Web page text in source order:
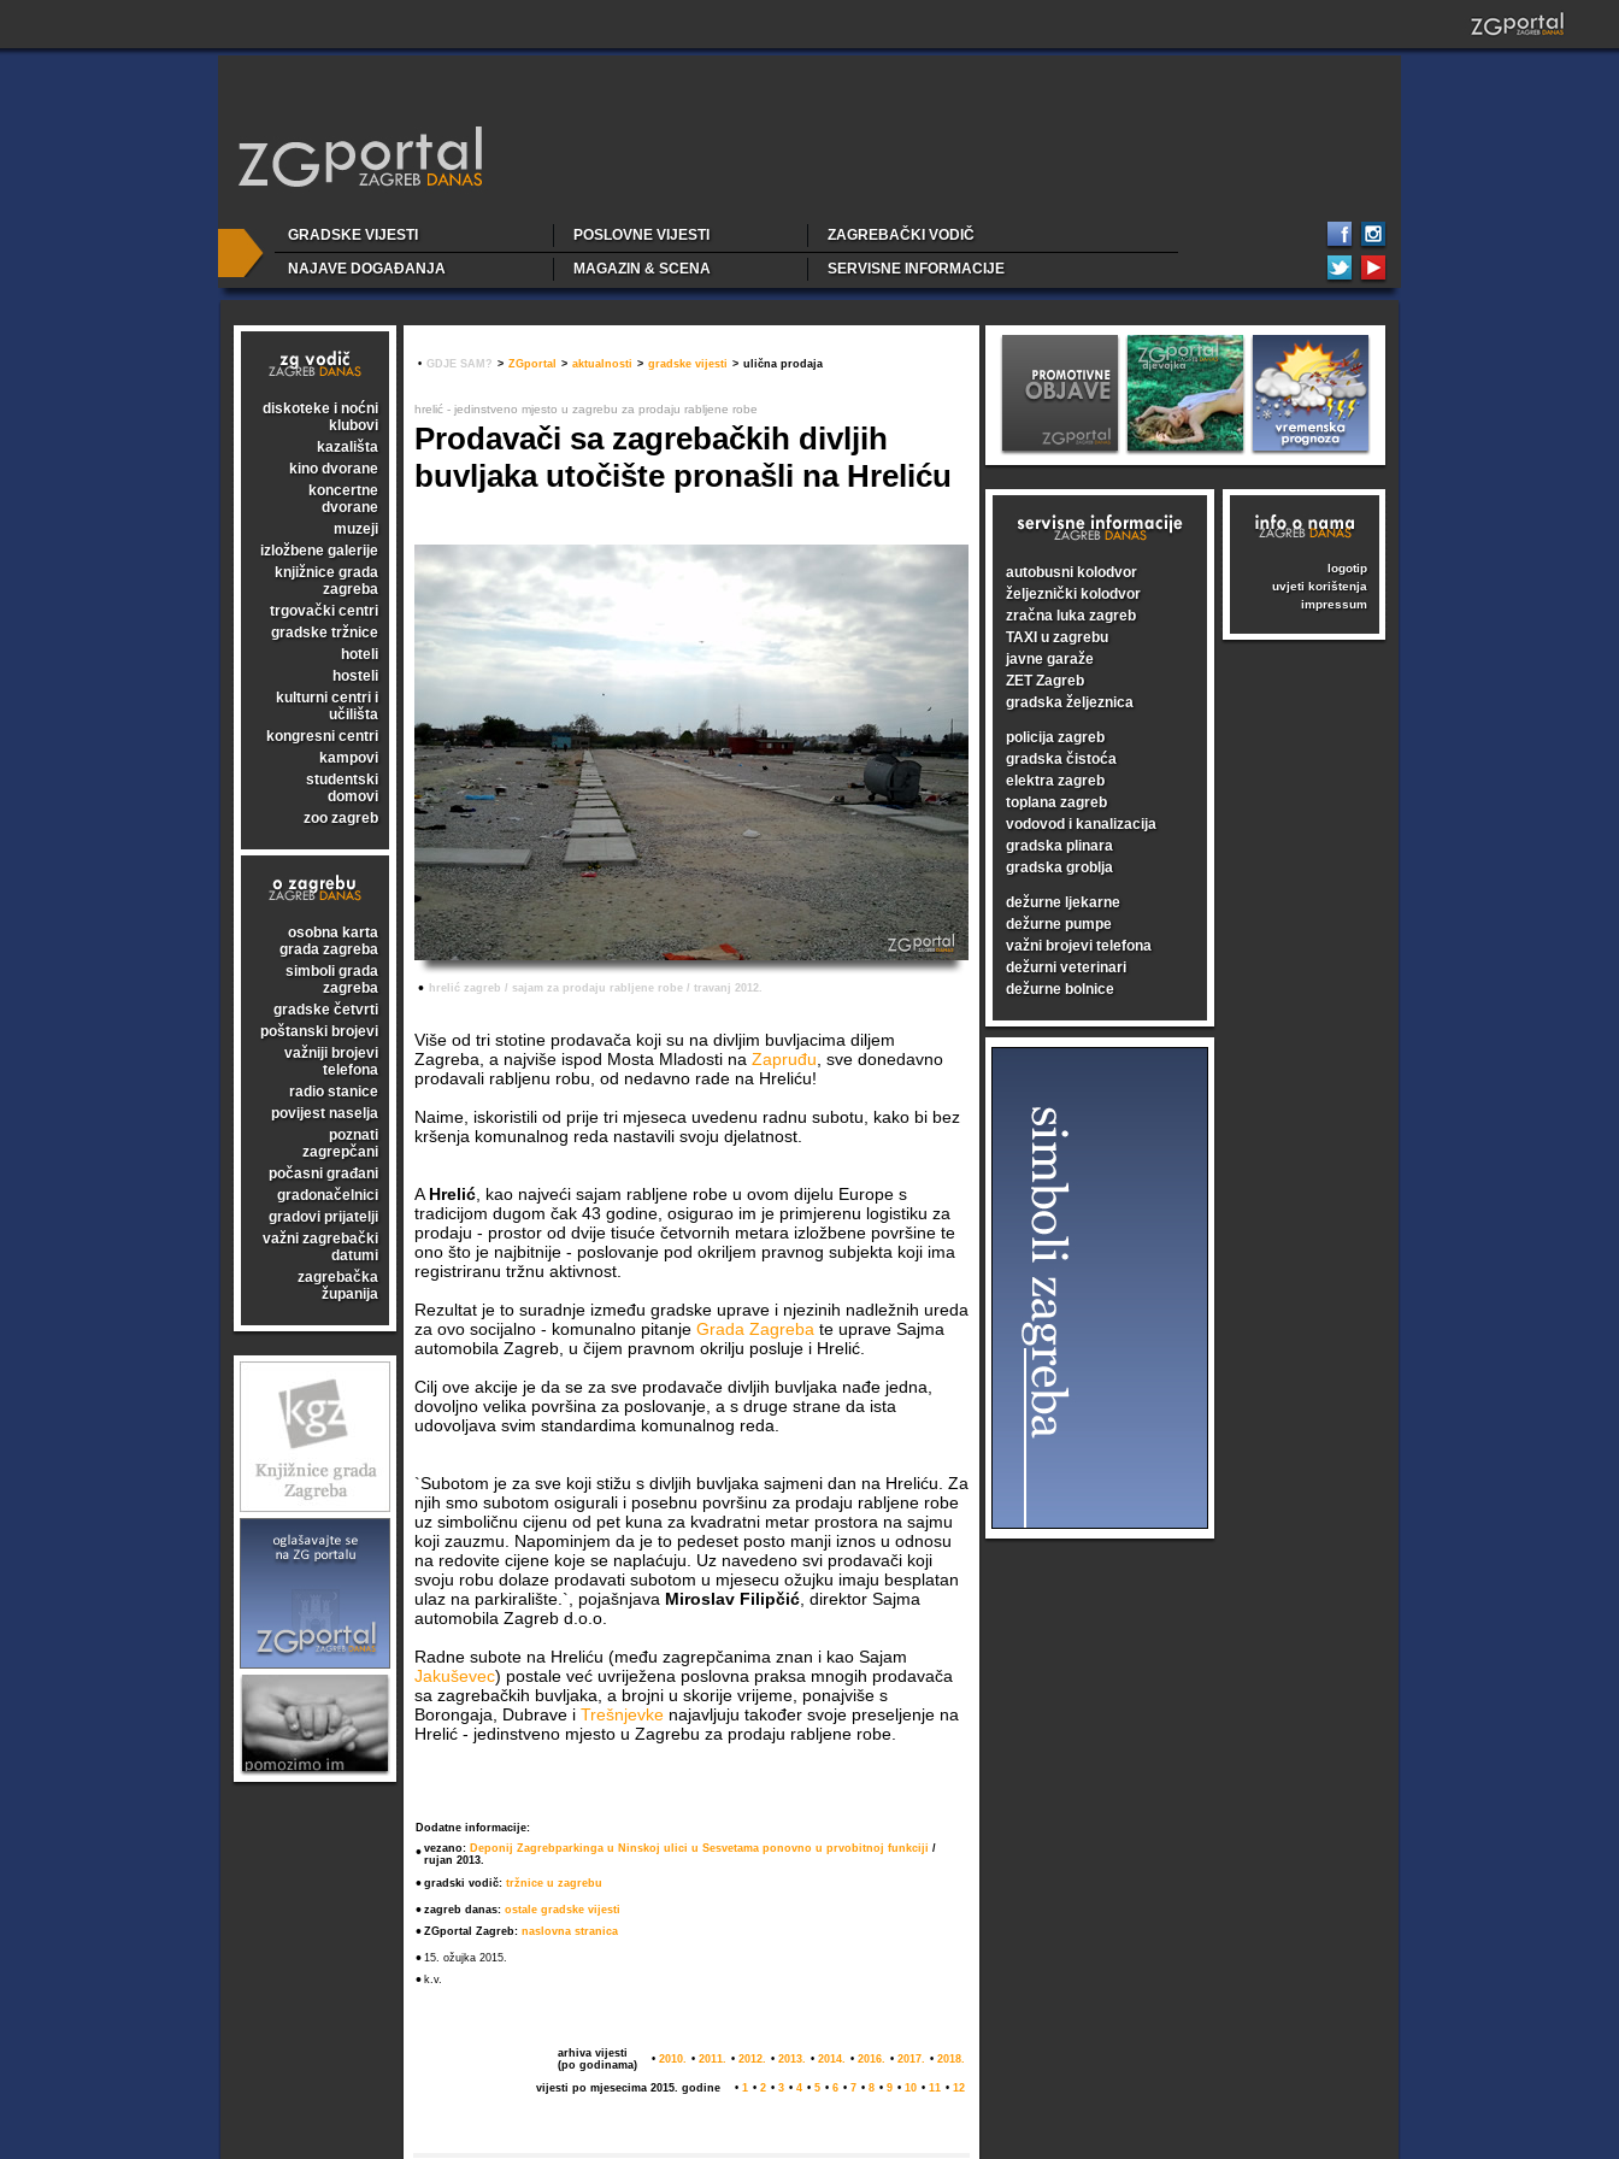
GRADSKE VIJESTI POSLOVNE VIJESTI
ZAGREBAČKI VODIČ
NAJAVE DOGAĐANJA
MAGAZIN & SCENA SERVISNE INFORMACIJE
diskoteke i noćni
klubovi
kazališta
kino dvorane
koncertne
dvorane
muzeji
izložbene galerije
knjižnice grada
zagreba
trgovački centri
gradske tržnice
hoteli
hosteli
kulturni centri i
učilišta
kongresni centri
kampovi
studentski
domovi
zoo zagreb
osobna karta
grada zagreba
simboli grada
zagreba
gradske četvrti
poštanski brojevi
važniji brojevi
telefona
radio stanice
povijest naselja
poznati
zagrepčani
počasni građani
gradonačelnici
gradovi prijatelji
važni zagrebački
datumi
zagrebačka
županija
• GDJE SAM? > ZGportal > aktualnosti > gradske vijesti > ulična prodaja
hrelić - jedinstveno mjesto u zagrebu za prodaju rabljene robe
Prodavači sa zagrebačkih divljih
buvljaka utočište pronašli na Hreliću
• hrelić zagreb / sajam za prodaju rabljene robe / travanj 2012.
Više od tri stotine prodavača koji su na divljim buvljacima diljem
Zagreba, a najviše ispod Mosta Mladosti na Zapruđu , sve donedavno
prodavali rabljenu robu, od nedavno rade na Hreliću!
Naime, iskoristili od prije tri mjeseca uvedenu radnu subotu, kako bi bez
kršenja komunalnog reda nastavili svoju djelatnost.
A Hrelić , kao najveći sajam rabljene robe u ovom dijelu Europe s
tradicijom dugom čak 43 godine, osigurao im je primjerenu logistiku za
prodaju - prostor od dvije tisuće četvornih metara izložbene površine te
ono što je najbitnije - poslovanje pod okriljem pravnog subjekta koji ima
registriranu tržnu aktivnost.
Rezultat je to suradnje između gradske uprave i njezinih nadležnih ureda
za ovo socijalno - komunalno pitanje Grada Zagreba te uprave Sajma
automobila Zagreb, u čijem pravnom okrilju posluje i Hrelić.
Cilj ove akcije je da se za sve prodavače divljih buvljaka nađe jedna,
dovoljno velika površina za poslovanje, a s druge strane da ista
udovoljava svim standardima komunalnog reda.
`Subotom je za sve koji stižu s divljih buvljaka sajmeni dan na Hreliću. Za
njih smo subotom osigurali i posebnu površinu za prodaju rabljene robe
uz simboličnu cijenu od pet kuna za kvadratni metar prostora na sajmu
koji zauzmu. Napominjem da je to pedeset posto manji iznos u odnosu
na redovite cijene koje se naplaćuju. Uz navedeno svi prodavači koji
svoju robu dolaze prodavati subotom u mjesecu ožujku imaju besplatan
ulaz na parkiralište.`, pojašnjava Miroslav Filipčić , direktor Sajma
automobila Zagreb d.o.o.
Radne subote na Hreliću (među zagrepčanima znan i kao Sajam
Jakuševec) postale već uvriježena poslovna praksa mnogih prodavača
sa zagrebačkih buvljaka, a brojni u skorije vrijeme, ponajviše s
Borongaja, Dubrave i Trešnjevke najavljuju također svoje preseljenje na
Hrelić - jedinstveno mjesto u Zagrebu za prodaju rabljene robe.
Dodatne informacije:
• vezano: Deponij Zagrebparkinga u Ninskoj ulici u Sesvetama ponovno u prvobitnoj funkciji /
rujan 2013.
• gradski vodič: tržnice u zagrebu
• zagreb danas: ostale gradske vijesti
• ZGportal Zagreb: naslovna stranica
• 15. ožujka 2015.
• k.v.
arhiva vijesti
(po godinama)
• 2010. • 2011. • 2012. • 2013. • 2014. • 2016. • 2017. • 2018.
vijesti po mjesecima 2015. godine • 1 • 2 • 3 • 4 • 5 • 6 • 7 • 8 • 9 • 10 • 11 • 12
autobusni kolodvor
željeznički kolodvor
zračna luka zagreb
TAXI u zagrebu
javne garaže
ZET Zagreb
gradska željeznica
policija zagreb
gradska čistoća
elektra zagreb
toplana zagreb
vodovod i kanalizacija
gradska plinara
gradska groblja
dežurne ljekarne
dežurne pumpe
važni brojevi telefona
dežurni veterinari
dežurne bolnice
logotip
uvjeti korištenja
impressum